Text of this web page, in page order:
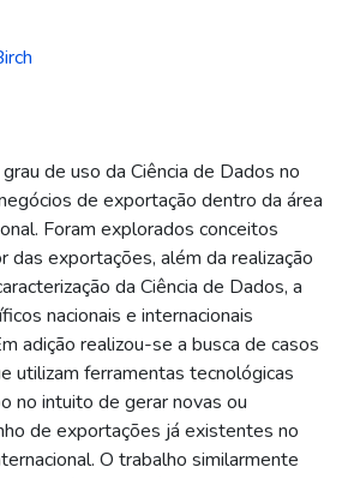
de uso da Ciência de Dados no
de exportação dentro da área
Foram explorados conceitos
exportações, além da realização
da Ciência de Dados, a
nacionais e internacionais
adição realizou-se a busca de casos
utilizam ferramentas tecnológicas
no intuito de gerar novas ou
de exportações já existentes no
O trabalho similarmente